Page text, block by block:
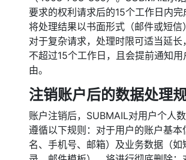
要求的权利请求后的15个工作日内
将处理结果以书面形式（邮件或短信
对于复杂请求，处理时限可适当延长
不超过15个工作日，且会提前通知用
由。
注销账户后的数据处理
账户注销后，SUBMAIL对用户个人
遵循以下规则：对于用户的账户基本
名、手机号、邮箱）及业务数据（如